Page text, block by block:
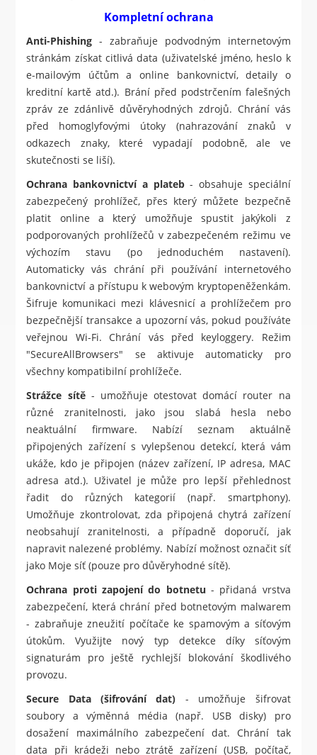
Kompletní ochrana
Anti-Phishing - zabraňuje podvodným internetovým
stránkám získat citlivá data (uživatelské jméno, heslo k
e-mailovým účtům a online bankovnictví, detaily o
kreditní kartě atd.). Brání před podstrčením falešných
zpráv ze zdánlivě důvěryhodných zdrojů. Chrání vás
před homoglyfovými útoky (nahrazování znaků v
odkazech znaky, které vypadají podobně, ale ve
skutečnosti se liší).
Ochrana bankovnictví a plateb- obsahuje speciální
zabezpečený prohlížeč, přes který můžete bezpečně
platit online a který umožňuje spustit jakýkoli z
podporovaných prohlížečů v zabezpečeném režimu ve
výchozím stavu (po jednoduchém nastavení).
Automaticky vás chrání při používání internetového
bankovnictví a přístupu k webovým kryptopeněženkám.
Šifruje komunikaci mezi klávesnicí a prohlížečem pro
bezpečnější transakce a upozorní vás, pokud používáte
veřejnou Wi-Fi. Chrání vás před keyloggery. Režim
"SecureAllBrowsers" se aktivuje automaticky pro
všechny kompatibilní prohlížeče.
Strážce sítě- umožňuje otestovat domácí router na
různé zranitelnosti, jako jsou slabá hesla nebo
neaktuální firmware. Nabízí seznam aktuálně
připojených zařízení s vylepšenou detekcí, která vám
ukáže, kdo je připojen (název zařízení, IP adresa, MAC
adresa atd.). Uživatel je může pro lepší přehlednost
řadit do různých kategorií (např. smartphony).
Umožňuje zkontrolovat, zda připojená chytrá zařízení
neobsahují zranitelnosti, a případně doporučí, jak
napravit nalezené problémy. Nabízí možnost označit síť
jako Moje síť (pouze pro důvěryhodné sítě).
Ochrana proti zapojení do botnetu - přidaná vrstva
zabezpečení, která chrání před botnetovým malwarem
- zabraňuje zneužití počítače ke spamovým a síťovým
útokům. Využijte nový typ detekce díky síťovým
signaturám pro ještě rychlejší blokování škodlivého
provozu.
Secure Data (šifrování dat) - umožňuje šifrovat
soubory a výměnná média (např. USB disky) pro
dosažení maximálního zabezpečení dat. Chrání tak
data při krádeži nebo ztrátě zařízení (USB, počítač,